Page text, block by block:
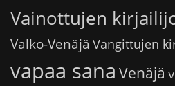
Vainottujen
Valko-Venäjä Vangittujen
vapaa sana Venäjä